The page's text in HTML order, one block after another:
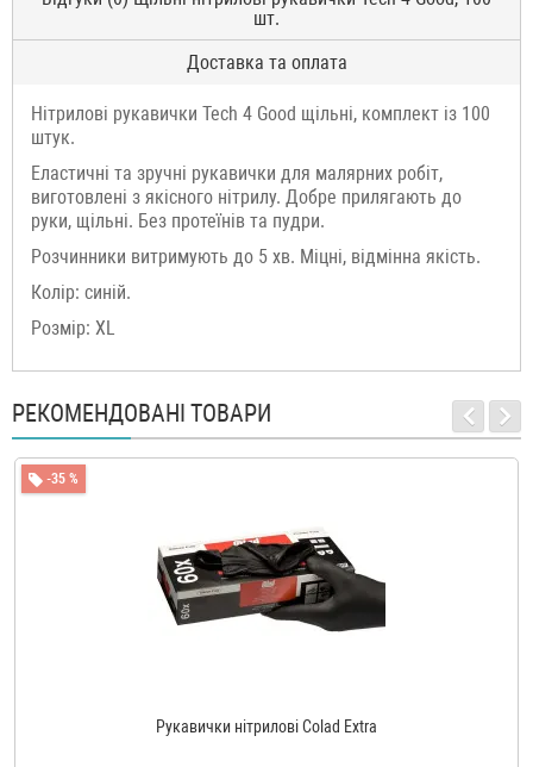
шт.
Доставка та оплата
Нітрилові рукавички Tech 4 Good щільні, комплект із 100
штук.
Еластичні та зручні рукавички для малярних робіт,
виготовлені з якісного нітрилу. Добре прилягають до
руки, щільні. Без протеїнів та пудри.
Розчинники витримують до 5 хв. Міцні, відмінна якість.
Колір: синій.
Розмір: XL
РЕКОМЕНДОВАНІ ТОВАРИ
-35 %
Рукавички нітрилові Colad Extra